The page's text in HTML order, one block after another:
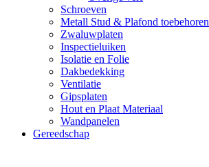
Schroeven
Metall Stud & Plafond toebehoren
Zwaluwplaten
Inspectieluiken
Isolatie en Folie
Dakbedekking
Ventilatie
Gipsplaten
Hout en Plaat Materiaal
Wandpanelen
Gereedschap